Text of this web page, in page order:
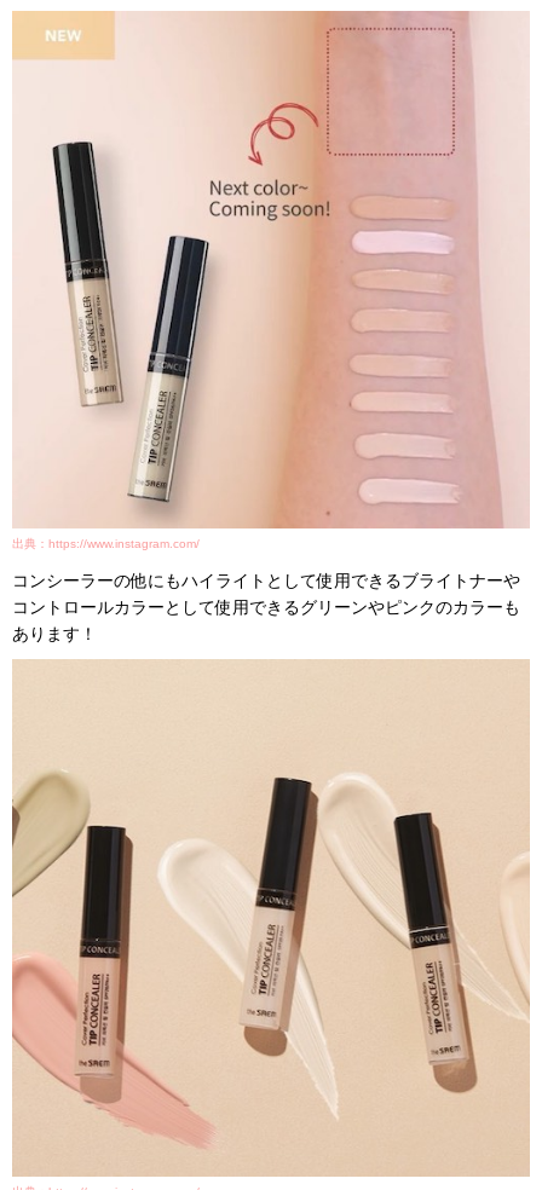
出典：https://www.instagram.com/
コンシーラーの他にもハイライトとして使用できるブライトナーや
コントロールカラーとして使用できるグリーンやピンクのカラーも
あります！